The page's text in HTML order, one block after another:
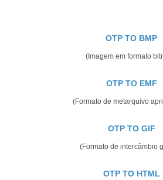
OTP TO BMP
(Imagem em formato
OTP TO EMF
(Formato de metarquivo
OTP TO GIF
(Formato de intercâmbio
OTP TO HTML